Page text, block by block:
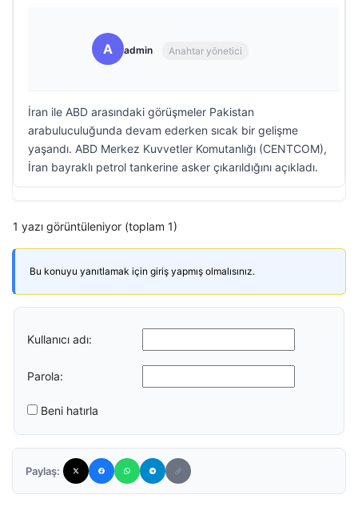
A admin Anahtar yönetici
İran ile ABD arasındaki görüşmeler Pakistan
arabuluculuğunda devam ederken sıcak bir gelişme
yaşandı. ABD Merkez Kuvvetler Komutanlığı (CENTCOM),
İran bayraklı petrol tankerine asker çıkarıldığını açıkladı.
1 yazı görüntüleniyor (toplam 1)
Bu konuyu yanıtlamak için giriş yapmış olmalısınız.
Kullanıcı adı:
Parola:
Beni hatırla
Paylaş: